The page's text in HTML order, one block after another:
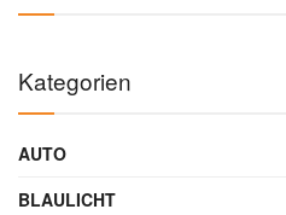
Kategorien
AUTO
BLAULICHT